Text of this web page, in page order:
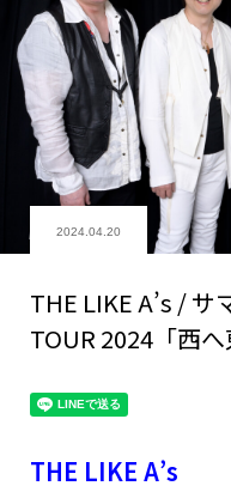
2024.04.20
THE LIKE A’s /
TOUR 2024「西へ
THE LIKE A’s